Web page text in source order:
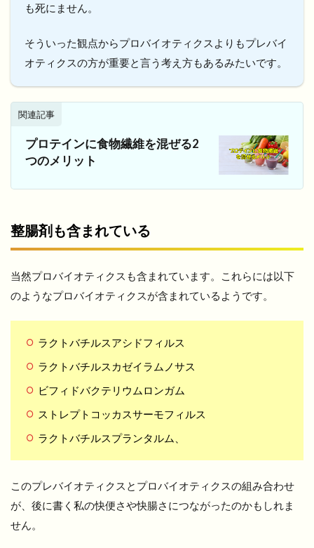
も死にません。
そういった観点からプロバイオティクスよりもプレバイ
オティクスの方が重要と言う考え方もあるみたいです。
関連記事
プロテインに食物繊維を混ぜる2
つのメリット
整腸剤も含まれている
当然プロバイオティクスも含まれています。これらには以下
のようなプロバイオティクスが含まれているようです。
ラクトバチルスアシドフィルス
ラクトバチルスカゼイラムノサス
ビフィドバクテリウムロンガム
ストレプトコッカスサーモフィルス
ラクトバチルスプランタルム、
このプレバイオティクスとプロバイオティクスの組み合わせ
が、後に書く私の快便さや快腸さにつながったのかもしれま
せん。